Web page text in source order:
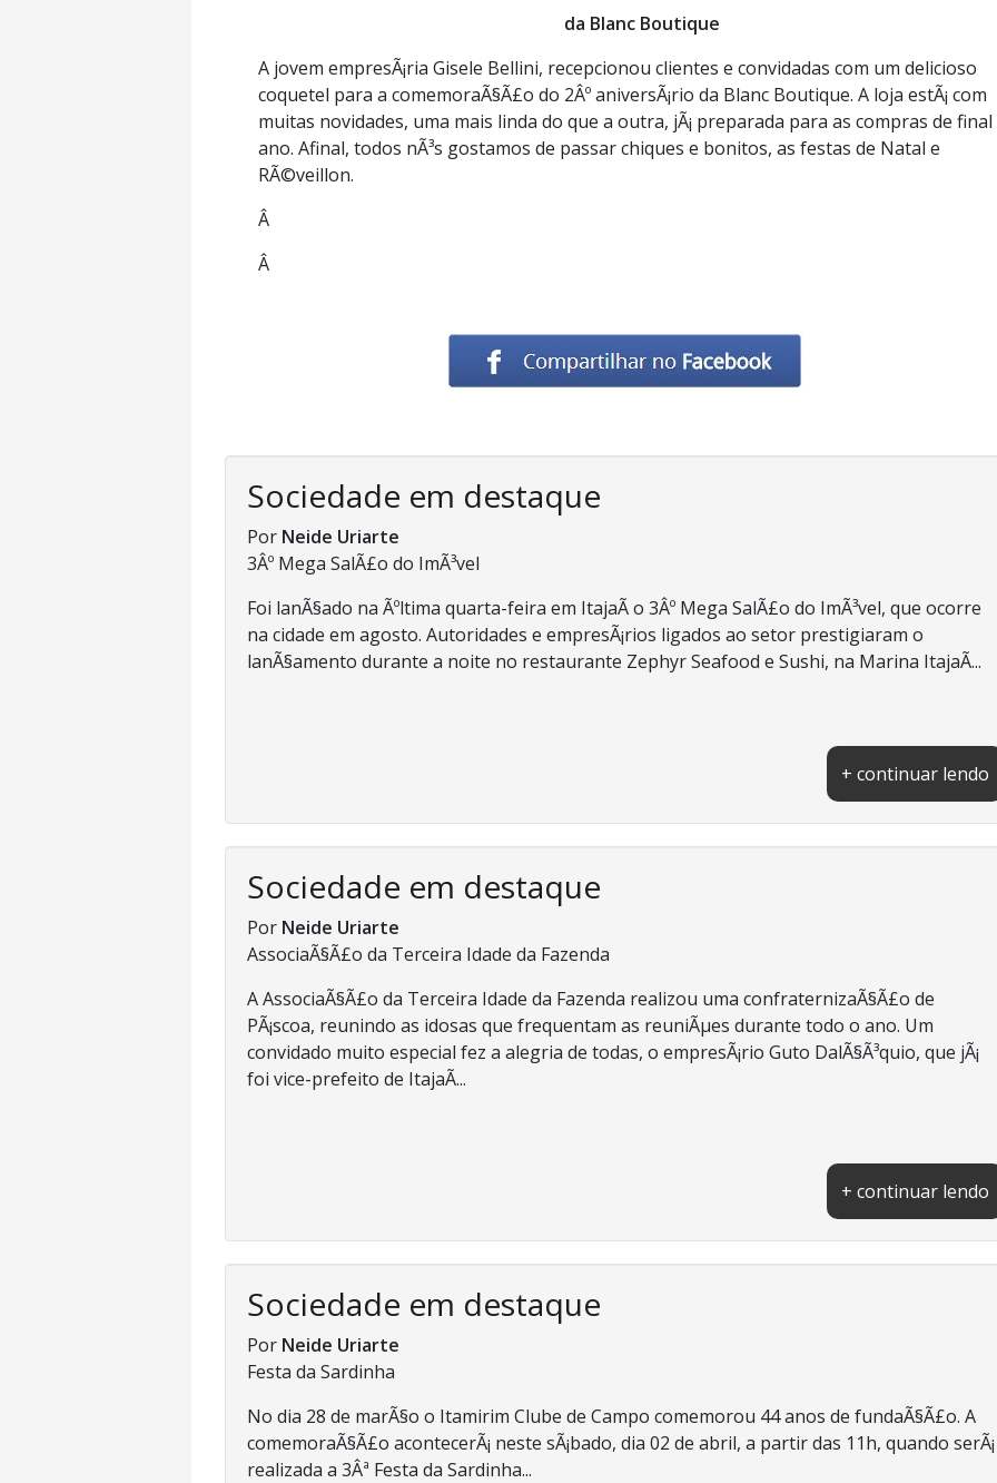
da Blanc Boutique
A jovem empresÃ¡ria Gisele Bellini, recepcionou clientes e convidadas com um delicioso
coquetel para a comemoraÃ§Ã£o do 2Âº aniversÃ¡rio da Blanc Boutique. A loja estÃ¡ com
muitas novidades, uma mais linda do que a outra, jÃ¡ preparada para as compras de final
ano. Afinal, todos nÃ³s gostamos de passar chiques e bonitos, as festas de Natal e
RÃ©veillon.
Â
Â
Sociedade em destaque
Por Neide Uriarte
3Âº Mega SalÃ£o do ImÃ³vel
Foi lanÃ§ado na Ãºltima quarta-feira em ItajaÃ­ o 3Âº Mega SalÃ£o do ImÃ³vel, que ocorre
na cidade em agosto. Autoridades e empresÃ¡rios ligados ao setor prestigiaram o
lanÃ§amento durante a noite no restaurante Zephyr Seafood e Sushi, na Marina ItajaÃ­...
+ continuar lendo
Sociedade em destaque
Por Neide Uriarte
AssociaÃ§Ã£o da Terceira Idade da Fazenda
A AssociaÃ§Ã£o da Terceira Idade da Fazenda realizou uma confraternizaÃ§Ã£o de
PÃ¡scoa, reunindo as idosas que frequentam as reuniÃµes durante todo o ano. Um
convidado muito especial fez a alegria de todas, o empresÃ¡rio Guto DalÃ§Ã³quio, que jÃ¡
foi vice-prefeito de ItajaÃ­...
+ continuar lendo
Sociedade em destaque
Por Neide Uriarte
Festa da Sardinha
No dia 28 de marÃ§o o Itamirim Clube de Campo comemorou 44 anos de fundaÃ§Ã£o. A
comemoraÃ§Ã£o acontecerÃ¡ neste sÃ¡bado, dia 02 de abril, a partir das 11h, quando serÃ¡
realizada a 3Âª Festa da Sardinha...